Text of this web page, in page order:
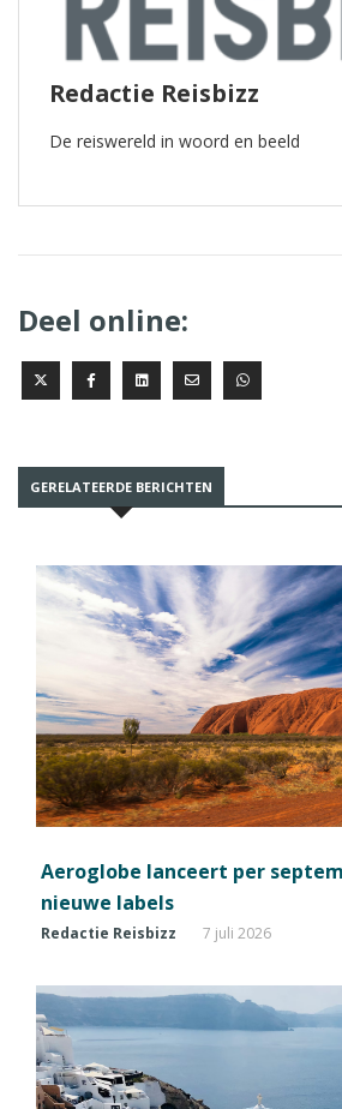
Redactie Reisbizz
De reiswereld in woord en beeld
Deel online:
GERELATEERDE BERICHTEN
Aeroglobe lanceert per
nieuwe labels
Redactie Reisbizz 7 juli 2026